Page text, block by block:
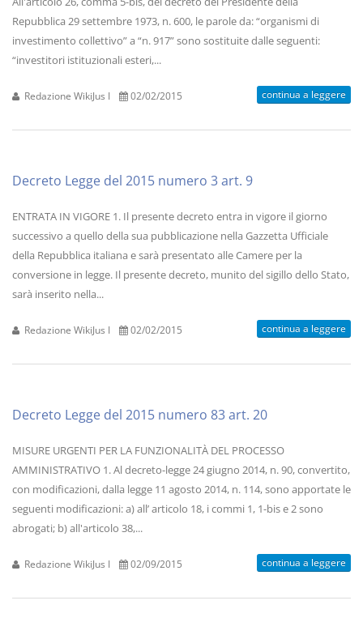
Repubblica 29 settembre 1973, n. 600, le parole da: “organismi di
investimento collettivo” a “n. 917” sono sostituite dalle seguenti:
“investitori istituzionali esteri,...
Redazione WikiJus I 02/02/2015 continua a leggere
Decreto Legge del 2015 numero 3 art. 9
ENTRATA IN VIGORE 1. Il presente decreto entra in vigore il giorno
successivo a quello della sua pubblicazione nella Gazzetta Ufficiale
della Repubblica italiana e sarà presentato alle Camere per la
conversione in legge. Il presente decreto, munito del sigillo dello Stato,
sarà inserito nella...
Redazione WikiJus I 02/02/2015 continua a leggere
Decreto Legge del 2015 numero 83 art. 20
MISURE URGENTI PER LA FUNZIONALITÀ DEL PROCESSO
AMMINISTRATIVO 1. Al decreto-legge 24 giugno 2014, n. 90, convertito,
con modificazioni, dalla legge 11 agosto 2014, n. 114, sono apportate le
seguenti modificazioni: a) all’ articolo 18, i commi 1, 1-bis e 2 sono
abrogati; b) all'articolo 38,...
Redazione WikiJus I 02/09/2015 continua a leggere